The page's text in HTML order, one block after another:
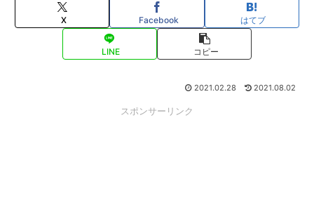
X Facebook はてブ
LINE コピー
2021.02.28 2021.08.02
スポンサーリンク